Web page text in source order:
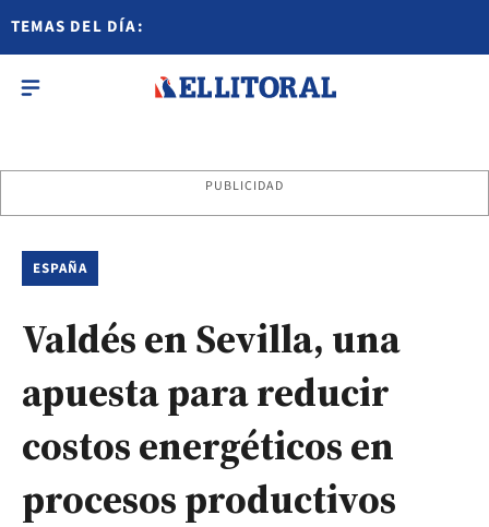
TEMAS DEL DÍA:
PUBLICIDAD
ESPAÑA
Valdés en Sevilla, una
apuesta para reducir
costos energéticos en
procesos productivos